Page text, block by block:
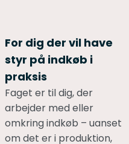
For dig der vil have
styr på indkøb i
praksis
Faget er til dig, der
arbejder med eller
omkring indkøb – uanset
om det er i produktion,